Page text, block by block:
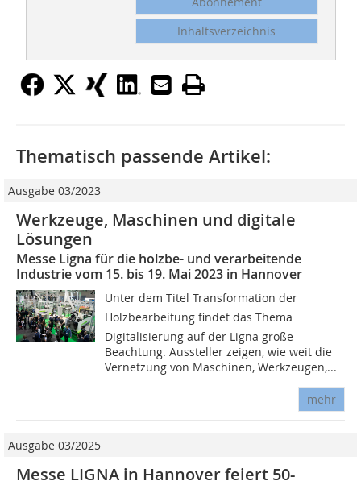
Inhaltsverzeichnis
Thematisch passende Artikel:
Ausgabe 03/2023
Werkzeuge, Maschinen und digitale
Lösungen
Messe Ligna für die holzbe- und verarbeitende
Industrie vom 15. bis 19. Mai 2023 in Hannover
Unter dem Titel Transformation der
Holzbearbeitung findet das Thema
Digitalisierung auf der Ligna große
Beachtung. Aussteller zeigen, wie weit die
Vernetzung von Maschinen, Werkzeugen,...
mehr
Ausgabe 03/2025
Messe LIGNA in Hannover feiert 50-